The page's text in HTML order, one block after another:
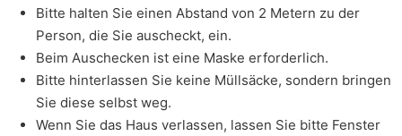
Bitte halten Sie einen Abstand von 2 Metern zu der
Person, die Sie auscheckt, ein.
Beim Auschecken ist eine Maske erforderlich.
Bitte hinterlassen Sie keine Müllsäcke, sondern bringen
Sie diese selbst weg.
Wenn Sie das Haus verlassen, lassen Sie bitte Fenster